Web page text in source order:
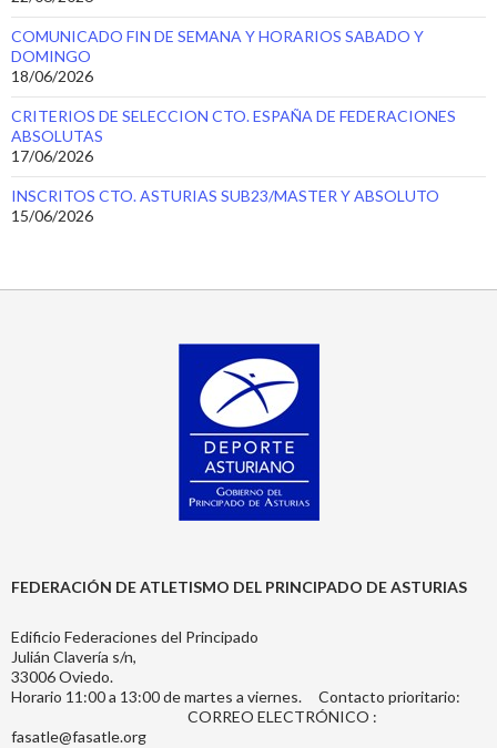
COMUNICADO FIN DE SEMANA Y HORARIOS SABADO Y
DOMINGO
18/06/2026
CRITERIOS DE SELECCION CTO. ESPAÑA DE FEDERACIONES
ABSOLUTAS
17/06/2026
INSCRITOS CTO. ASTURIAS SUB23/MASTER Y ABSOLUTO
15/06/2026
FEDERACIÓN DE ATLETISMO DEL PRINCIPADO DE ASTURIAS
Edificio Federaciones del Principado
Julián Clavería s/n,
33006 Oviedo.
Horario 11:00 a 13:00 de martes a viernes. Contacto prioritario:
CORREO ELECTRÓNICO :
fasatle@fasatle.org